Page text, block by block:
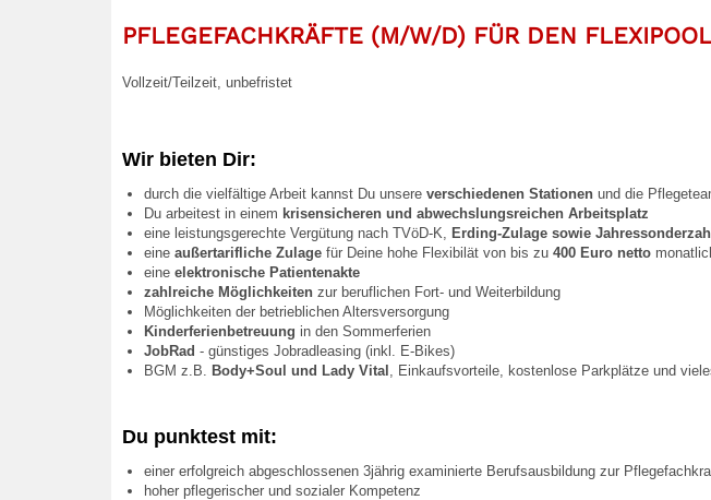
PFLEGEFACHKRÄFTE (M/W/D) FÜR DEN
Vollzeit/Teilzeit, unbefristet
Wir bieten Dir:
durch die vielfältige Arbeit kannst Du unsere verschiedenen Stationen und die
Du arbeitest in einem krisensicheren und abwechslungsreichen Arbeitsplatz
eine leistungsgerechte Vergütung nach TVöD-K, Erding-Zulage sowie
eine außertarifliche Zulage für Deine hohe Flexibilät von bis zu 400 Euro netto
eine elektronische Patientenakte
zahlreiche Möglichkeiten zur beruflichen Fort- und Weiterbildung
Möglichkeiten der betrieblichen Altersversorgung
Kinderferienbetreuung in den Sommerferien
JobRad - günstiges Jobradleasing (inkl. E-Bikes)
BGM z.B. Body+Soul und Lady Vital , Einkaufsvorteile, kostenlose Parkplätze und
Du punktest mit:
einer erfolgreich abgeschlossenen 3jährig examinierte Berufsausbildung zur
hoher pflegerischer und sozialer Kompetenz